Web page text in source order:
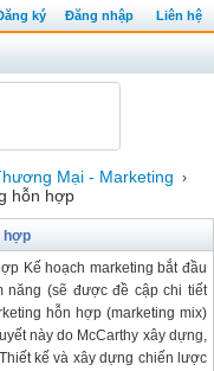
ký Đăng nhập Liên hệ
Mại - Marketing ›
hỗn hợp
hợp
Kế hoạch marketing bắt đầu
năng (sẽ được đề cập chi tiết
hỗn hợp (marketing mix)
này do McCarthy xây dựng,
kế và xây dựng chiến lược